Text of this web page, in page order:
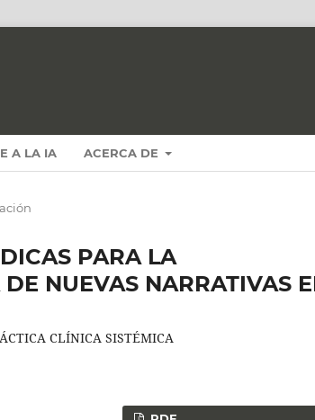
A LA IA ACERCA DE
PARA LA
NUEVAS NARRATIVAS
CLÍNICA SISTÉMICA